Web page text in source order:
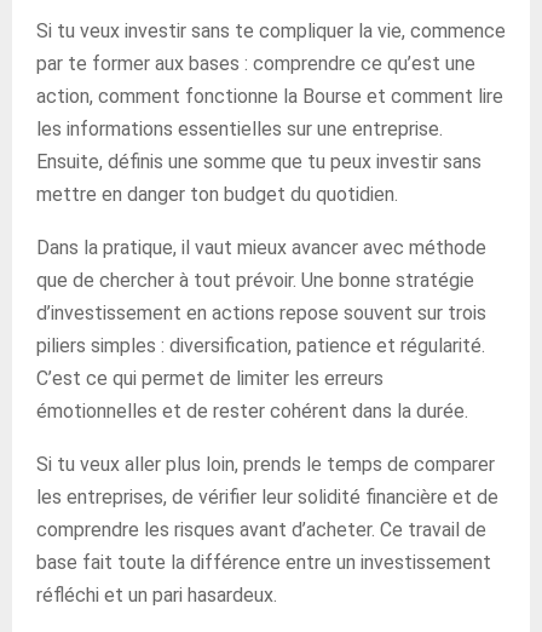
Si tu veux investir sans te compliquer la vie, commence
par te former aux bases : comprendre ce qu’est une
action, comment fonctionne la Bourse et comment lire
les informations essentielles sur une entreprise.
Ensuite, définis une somme que tu peux investir sans
mettre en danger ton budget du quotidien.
Dans la pratique, il vaut mieux avancer avec méthode
que de chercher à tout prévoir. Une bonne stratégie
d’investissement en actions repose souvent sur trois
piliers simples : diversification, patience et régularité.
C’est ce qui permet de limiter les erreurs
émotionnelles et de rester cohérent dans la durée.
Si tu veux aller plus loin, prends le temps de comparer
les entreprises, de vérifier leur solidité financière et de
comprendre les risques avant d’acheter. Ce travail de
base fait toute la différence entre un investissement
réfléchi et un pari hasardeux.